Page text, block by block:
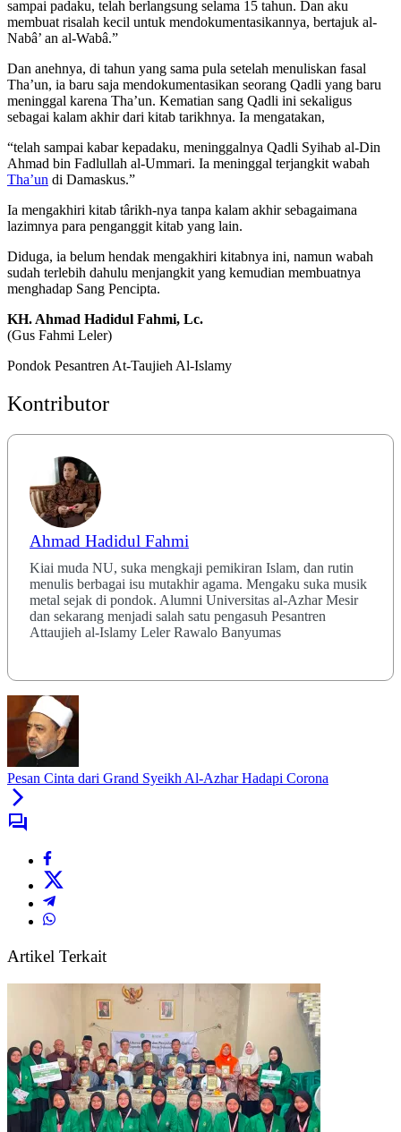
sampai padaku, telah berlangsung selama 15 tahun. Dan aku
membuat risalah kecil untuk mendokumentasikannya, bertajuk al-
Nabâ’ an al-Wabâ.”
Dan anehnya, di tahun yang sama pula setelah menuliskan fasal
Tha’un, ia baru saja mendokumentasikan seorang Qadli yang baru
meninggal karena Tha’un. Kematian sang Qadli ini sekaligus
sebagai kalam akhir dari kitab tarikhnya. Ia mengatakan,
“telah sampai kabar kepadaku, meninggalnya Qadli Syihab al-Din
Ahmad bin Fadlullah al-Ummari. Ia meninggal terjangkit wabah
Tha’un di Damaskus.”
Ia mengakhiri kitab târikh-nya tanpa kalam akhir sebagaimana
lazimnya para penganggit kitab yang lain.
Diduga, ia belum hendak mengakhiri kitabnya ini, namun wabah
sudah terlebih dahulu menjangkit yang kemudian membuatnya
menghadap Sang Pencipta.
KH. Ahmad Hadidul Fahmi, Lc.
(Gus Fahmi Leler)
Pondok Pesantren At-Taujieh Al-Islamy
Kontributor
Ahmad Hadidul Fahmi
Kiai muda NU, suka mengkaji pemikiran Islam, dan rutin
menulis berbagai isu mutakhir agama. Mengaku suka musik
metal sejak di pondok. Alumni Universitas al-Azhar Mesir
dan sekarang menjadi salah satu pengasuh Pesantren
Attaujieh al-Islamy Leler Rawalo Banyumas
Pesan Cinta dari Grand Syeikh Al-Azhar Hadapi Corona
Artikel Terkait